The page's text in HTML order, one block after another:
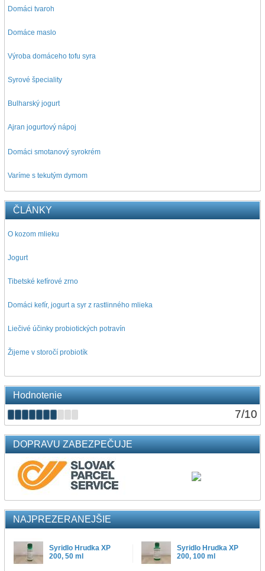
Domáci tvaroh
Domáce maslo
Výroba domáceho tofu syra
Syrové špeciality
Bulharský jogurt
Ajran jogurtový nápoj
Domáci smotanový syrokrém
Varíme s tekutým dymom
ČLÁNKY
O kozom mlieku
Jogurt
Tibetské kefírové zrno
Domáci kefír, jogurt a syr z rastlinného mlieka
Liečivé účinky probiotických potravín
Žijeme v storočí probiotík
Hodnotenie
7/10
DOPRAVU ZABEZPEČUJE
NAJPREZERANEJŠIE
Syridlo Hrudka XP
200, 50 ml
Syridlo Hrudka XP
200, 100 ml